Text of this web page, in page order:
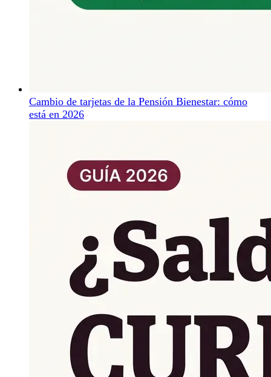
Cambio de tarjetas de la Pensión Bienestar: cómo
está en 2026